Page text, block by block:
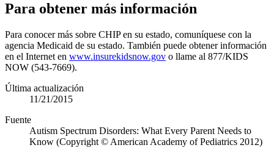
Para obtener más información
Para conocer más sobre CHIP en su estado, comuníquese con la
agencia Medicaid de su estado. También puede obtener información
en el Internet en www.insurekidsnow.gov o llame al 877/KIDS
NOW (543-7669).
Última actualización
11/21/2015
Fuente
Autism Spectrum Disorders: What Every Parent Needs to
Know (Copyright © American Academy of Pediatrics 2012)